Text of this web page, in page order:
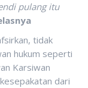
pulang itu
tidak
hukum seperti
Karsiwan
dari